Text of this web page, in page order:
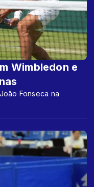
Wimbledon e
Fonseca na